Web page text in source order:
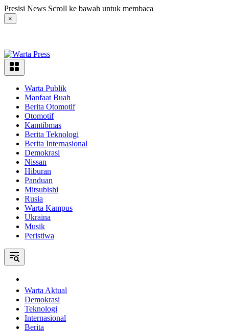
Langsung
ke
konten
Presisi News Scroll ke bawah untuk membaca
×
Warta Publik
Manfaat Buah
Berita Otomotif
Otomotif
Kamtibmas
Berita Teknologi
Berita Internasional
Demokrasi
Nissan
Hiburan
Panduan
Mitsubishi
Rusia
Warta Kampus
Ukraina
Musik
Peristiwa
Warta Aktual
Demokrasi
Teknologi
Internasional
Berita